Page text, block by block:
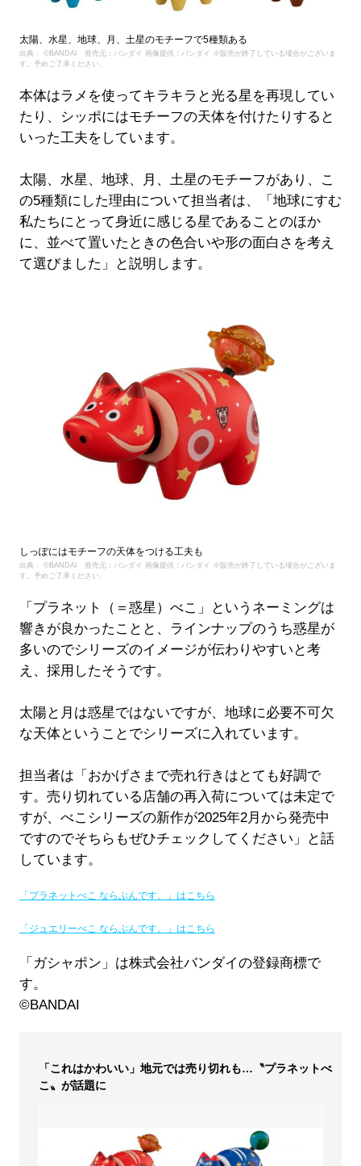
太陽、水星、地球、月、土星のモチーフで5種類ある
出典： ©BANDAI 発売元：バンダイ 画像提供：バンダイ ※販売が終了している場合がございま
す。予めご了承ください。
本体はラメを使ってキラキラと光る星を再現してい
たり、シッポにはモチーフの天体を付けたりすると
いった工夫をしています。
太陽、水星、地球、月、土星のモチーフがあり、こ
の5種類にした理由について担当者は、「地球にすむ
私たちにとって身近に感じる星であることのほか
に、並べて置いたときの色合いや形の面白さを考え
て選びました」と説明します。
しっぽにはモチーフの天体をつける工夫も
出典： ©BANDAI 発売元：バンダイ 画像提供：バンダイ ※販売が終了している場合がございま
す。予めご了承ください。
「プラネット（＝惑星）べこ」というネーミングは
響きが良かったことと、ラインナップのうち惑星が
多いのでシリーズのイメージが伝わりやすいと考
え、採用したそうです。
太陽と月は惑星ではないですが、地球に必要不可欠
な天体ということでシリーズに入れています。
担当者は「おかげさまで売れ行きはとても好調で
す。売り切れている店舗の再入荷については未定で
すが、べこシリーズの新作が2025年2月から発売中
ですのでそちらもぜひチェックしてください」と話
しています。
「プラネットべこ ならぶんです。」はこちら
「ジュエリーべこ ならぶんです。」はこちら
「ガシャポン」は株式会社バンダイの登録商標で
す。
©BANDAI
「これはかわいい」地元では売り切れも…〝プラネットべ
こ〟が話題に